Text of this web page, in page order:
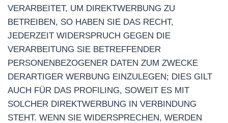
VERARBEITET, UM DIREKTWERBUNG ZU
BETREIBEN, SO HABEN SIE DAS RECHT,
JEDERZEIT WIDERSPRUCH GEGEN DIE
VERARBEITUNG SIE BETREFFENDER
PERSONENBEZOGENER DATEN ZUM ZWECKE
DERARTIGER WERBUNG EINZULEGEN; DIES GILT
AUCH FÜR DAS PROFILING, SOWEIT ES MIT
SOLCHER DIREKTWERBUNG IN VERBINDUNG
STEHT. WENN SIE WIDERSPRECHEN, WERDEN